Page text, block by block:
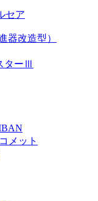
セア
器改造型）
ターⅢ
メット